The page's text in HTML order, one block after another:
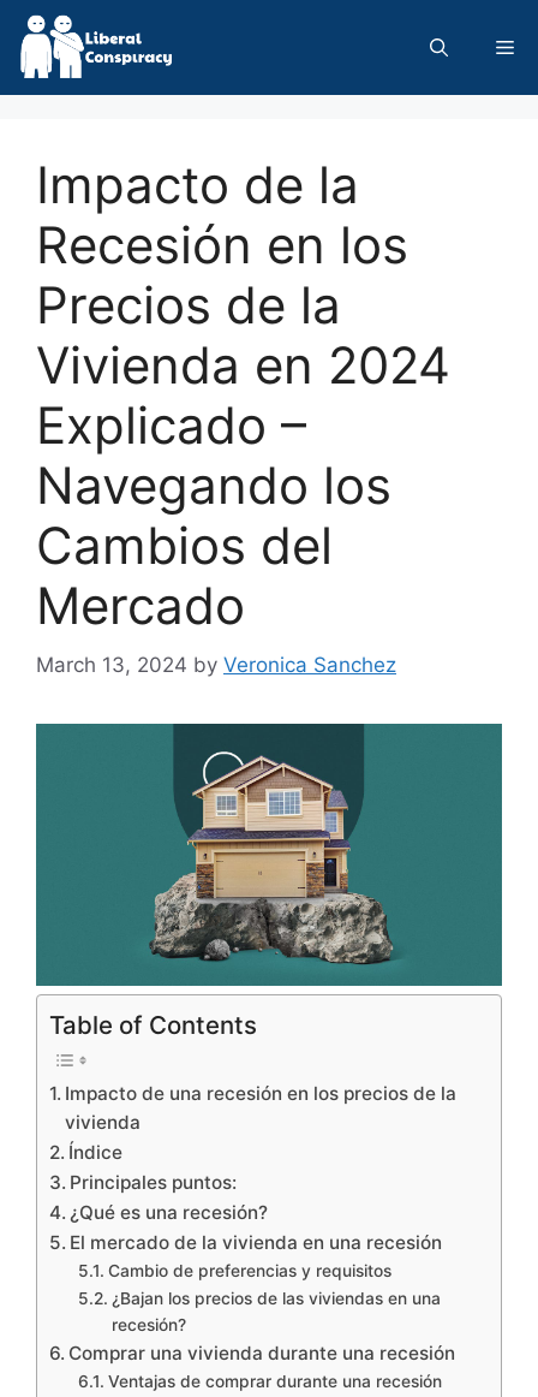
Skip
content
Impacto de la
Recesión en los
Precios de la
Vivienda en 2024
Explicado –
Navegando los
Cambios del
Mercado
March 13, 2024 by Veronica Sanchez
Table of Contents
Impacto de una recesión en los precios de la
vivienda
Índice
Principales puntos:
¿Qué es una recesión?
El mercado de la vivienda en una recesión
Cambio de preferencias y requisitos
¿Bajan los precios de las viviendas en una
recesión?
Comprar una vivienda durante una recesión
Ventajas de comprar durante una recesión